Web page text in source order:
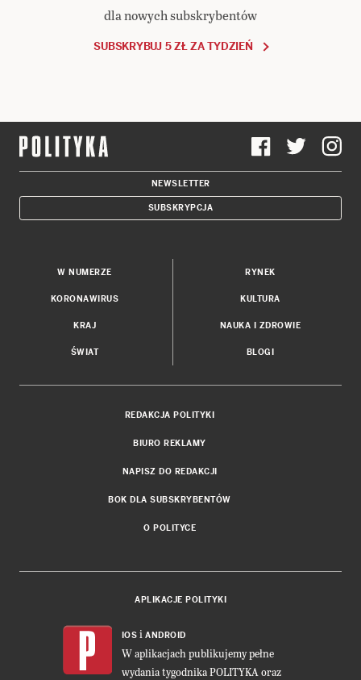
dla nowych subskrybentów
SUBSKRYBUJ 5 ZŁ ZA TYDZIEŃ
NEWSLETTER
SUBSKRYPCJA
W NUMERZE
KORONAWIRUS
KRAJ
ŚWIAT
RYNEK
KULTURA
NAUKA I ZDROWIE
BLOGI
REDAKCJA POLITYKI
BIURO REKLAMY
NAPISZ DO REDAKCJI
BOK DLA SUBSKRYBENTÓW
O POLITYCE
APLIKACJE POLITYKI
IOS i ANDROID
W aplikacjach publikujemy pełne
wydania tygodnika POLITYKA oraz